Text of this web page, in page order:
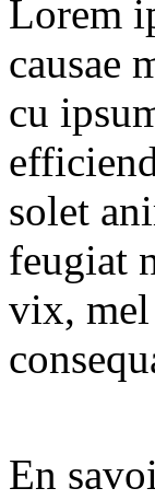
Lorem
causae
cu
solet
feugiat
vix, mel
En